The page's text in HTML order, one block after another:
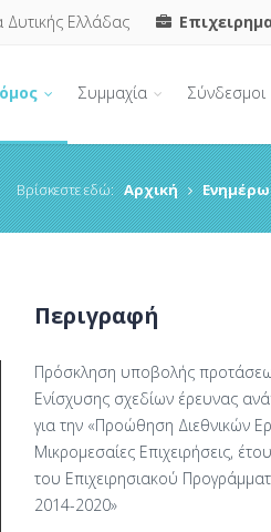
Δυτικής Ελλάδας
Συμμαχία Σύνδεσμοι
Βρίσκεστε εδώ: Αρχική
Περιγραφή
Πρόσκληση υποβολής
Ενίσχυσης σχεδίων έρευνας
για την «Προώθηση Διεθνικών
Μικρομεσαίες Επιχειρήσεις,
του Επιχειρησιακού
2014-2020»